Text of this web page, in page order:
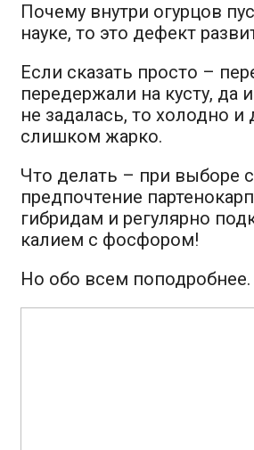
Почему внутри огурцов
науке, то это дефект
Если сказать просто –
передержали на кусту, да
не задалась, то холодно
слишком жарко.
Что делать – при выборе
предпочтение
гибридам и регулярно
калием с фосфором!
Но обо всем поподробнее.